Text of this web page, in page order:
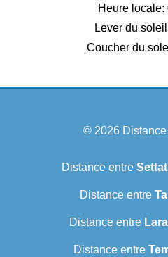
Heure locale:
Lever du
Coucher du
© 2026
Distance entre Settat
Distance entre
Distance entre
Distance entre